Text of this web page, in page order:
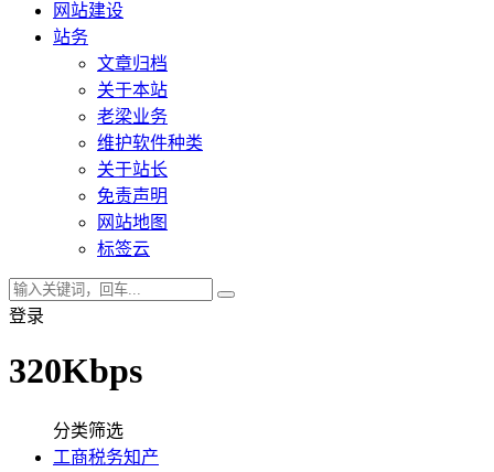
网站建设
站务
文章归档
关于本站
老梁业务
维护软件种类
关于站长
免责声明
网站地图
标签云
登录
320Kbps
分类筛选
工商税务知产